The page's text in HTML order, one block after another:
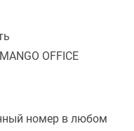
OFFICE
номер в любом
Профсоюзная ул., д. 57,